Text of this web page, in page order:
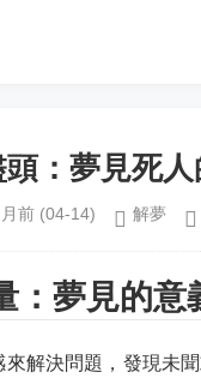
：夢見死
前 (04-14) 解夢
：夢見的意
解決問題，發現未